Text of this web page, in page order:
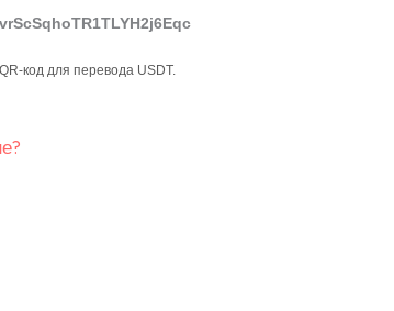
код для перевода USDT.